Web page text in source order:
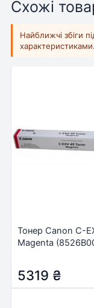
Схожі
Найближчі збіги
характеристиками.
Тонер Canon C-
Magenta
5319 ₴